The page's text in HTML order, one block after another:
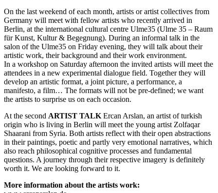
On the last weekend of each month, artists or artist collectives from
Germany will meet with fellow artists who recently arrived in
Berlin, at the international cultural centre Ulme35 (Ulme 35 – Raum
für Kunst, Kultur & Begegnung). During an informal talk in the
salon of the Ulme35 on Friday evening, they will talk about their
artistic work, their background and their work environment.
In a workshop on Saturday afternoon the invited artists will meet the
attendees in a new experimental dialogue field. Together they will
develop an artistic format, a joint picture, a performance, a
manifesto, a film… The formats will not be pre-defined; we want
the artists to surprise us on each occasion.
At the second ARTIST TALKErcan Arslan, an artist of turkish
origin who is living in Berlin will meet the young artist Zolfaqar
Shaarani from Syria. Both artists reflect with their open abstractions
in their paintings, poetic and partly very emotional narratives, which
also reach philosophical cognitive processes and fundamental
questions. A journey through their respective imagery is definitely
worth it. We are looking forward to it.
More information about the artists work: